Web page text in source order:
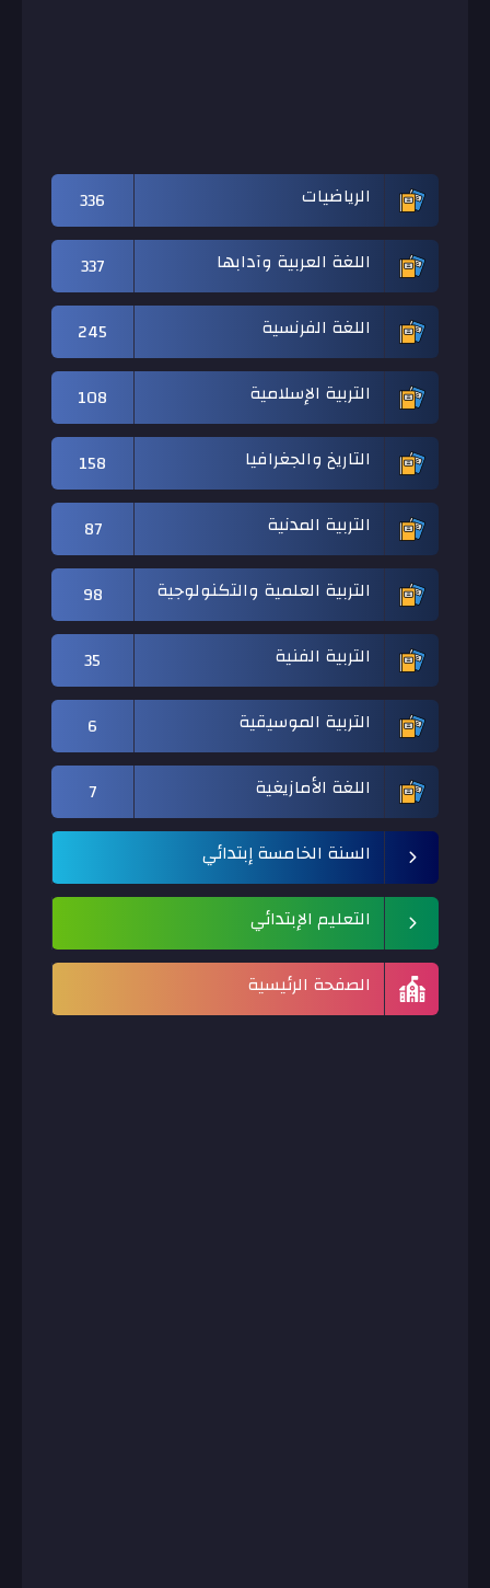
الرياضيات
336
اللغة العربية وآدابها
337
اللغة الفرنسية
245
التربية الإسلامية
108
التاريخ والجغرافيا
158
التربية المدنية
87
التربية العلمية والتكنولوجية
98
التربية الفنية
35
التربية الموسيقية
6
اللغة الأمازيغية
7
السنة الخامسة إبتدائي
التعليم الإبتدائي
الصفحة الرئيسية